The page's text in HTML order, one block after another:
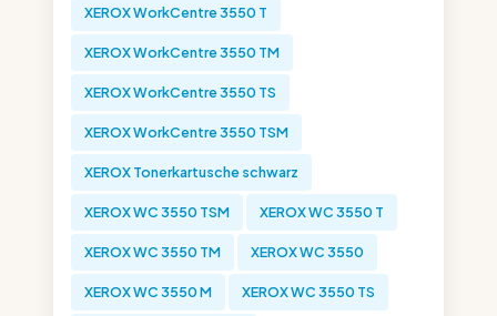
XEROX WorkCentre 3550 T
XEROX WorkCentre 3550 TM
XEROX WorkCentre 3550 TS
XEROX WorkCentre 3550 TSM
XEROX Tonerkartusche schwarz
XEROX WC 3550 TSM XEROX WC 3550 T
XEROX WC 3550 TM XEROX WC 3550
XEROX WC 3550 M XEROX WC 3550 TS